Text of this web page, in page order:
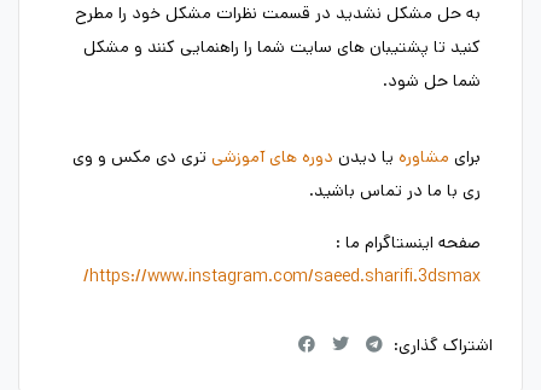
به حل مشکل نشدید در قسمت نظرات مشکل خود را مطرح
کنید تا پشتیبان های سایت شما را راهنمایی کنند و مشکل
شما حل شود.
برای مشاوره یا دیدن دوره های آموزشی تری دی مکس و وی
ری با ما در تماس باشید.
صفحه اینستاگرام ما :
https://www.instagram.com/saeed.sharifi.3dsmax/
اشتراک گذاری: